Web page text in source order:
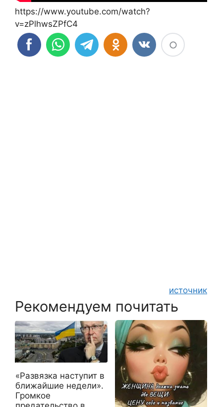
https://www.youtube.com/watch?
v=zPlhwsZPfC4
источник
Рекомендуем почитать
«Развязка наступит в
ближайшие недели».
Громкое